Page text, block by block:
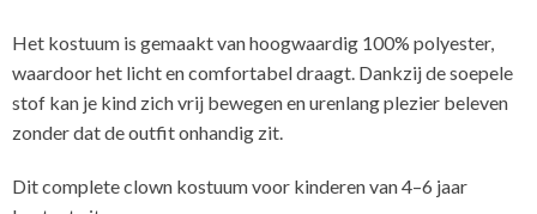
Het kostuum is gemaakt van hoogwaardig 100% polyester,
waardoor het licht en comfortabel draagt. Dankzij de soepele
stof kan je kind zich vrij bewegen en urenlang plezier beleven
zonder dat de outfit onhandig zit.
Dit complete clown kostuum voor kinderen van 4–6 jaar